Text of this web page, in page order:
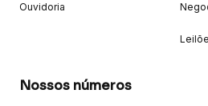
Ouvidoria
Nossos números